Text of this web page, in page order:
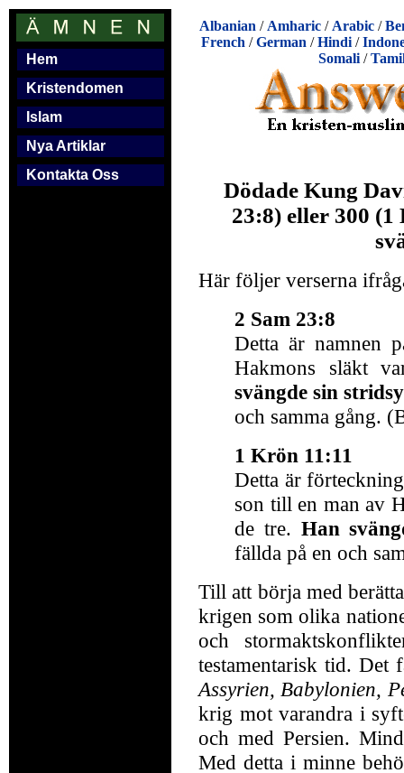
Hem
Kristendomen
Islam
Nya Artiklar
Kontakta Oss
Albanian / Amharic / Arabic /
French /German /Hindi /
Somali/
Dödade Kung
23:8) eller 300
Här följer verserna
2 Sam 23:8
Detta är namnen
Hakmons släkt
svängde sin
och samma gång.
1 Krön 11:11
Detta är
son till en man av
de tre. Han
fällda på en och
Till att börja med
krigen som olika
och
testamentarisk tid. Det
Assyrien, Babylonien,
krig mot varandra i
och med Persien.
Med detta i minne